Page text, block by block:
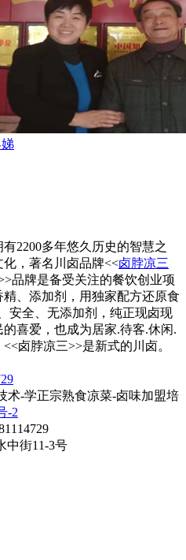
2200多年悠久历史的智慧之
，著名川卤品牌<<卤脖凉三
品牌是备受关注的餐饮创业项
、添加剂，用独家配方还原食
安全、无添加剂，纯正现卤现
喜爱，也成为居家.待客.休闲.
卤脖凉三>>是新式的川卤。
术-学正宗熟食凉菜-卤味加盟培
-2
中街11-3号